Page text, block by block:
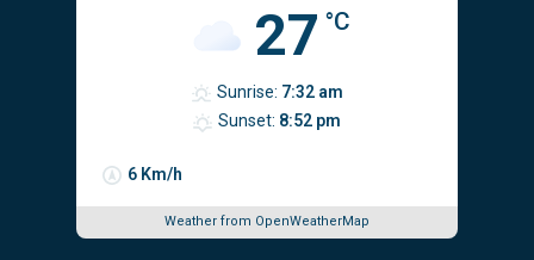
27 °C
6 Km/h
Sunrise: 7:32 am
Sunset: 8:52 pm
Weather from OpenWeatherMap